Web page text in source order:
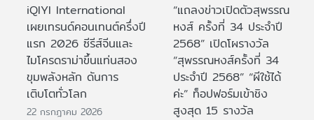
iQIYI International
เผยเทรนด์คอนเทนต์ครึ่งปี
แรก 2026 ซีรีส์จีนและ
ไมโครดราม่าขึ้นแท่นสอง
ขุมพลังหลัก ดันการ
เติบโตทั่วโลก
22 กรกฎาคม 2026
“แถลงข่าวเปิดตัวสุพรรณ
หงส์ ครั้งที่ 34 ประจำปี
2568” เปิดโผรางวัล
“สุพรรณหงส์ครั้งที่ 34
ประจำปี 2568” “ผีใช้ได้
ค่ะ” ท็อปฟอร์มเข้าชิง
สูงสุด 15 รางวัล